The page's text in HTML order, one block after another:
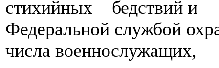
стихийных бедствий и
Федеральной службой
числа военнослужащих,